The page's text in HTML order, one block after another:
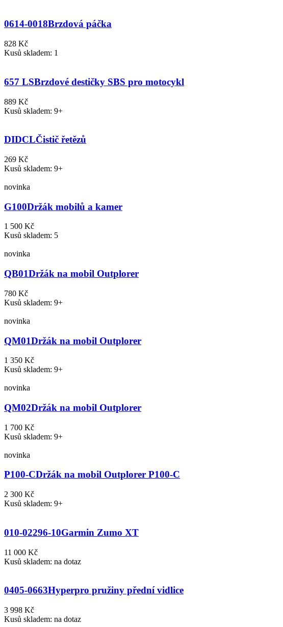
0614-0018Brzdová páčka
828 Kč
Kusů skladem: 1
657 LSBrzdové destičky SBS pro motocykl
889 Kč
Kusů skladem: 9+
DIDCLČistič řetězů
269 Kč
Kusů skladem: 9+
novinka
G100Držák mobilů a kamer
1 500 Kč
Kusů skladem: 5
novinka
QB01Držák na mobil Outplorer
780 Kč
Kusů skladem: 9+
novinka
QM01Držák na mobil Outplorer
1 350 Kč
Kusů skladem: 9+
novinka
QM02Držák na mobil Outplorer
1 700 Kč
Kusů skladem: 9+
novinka
P100-CDržák na mobil Outplorer P100-C
2 300 Kč
Kusů skladem: 9+
010-02296-10Garmin Zumo XT
11 000 Kč
Kusů skladem: na dotaz
0405-0663Hyperpro pružiny přední vidlice
3 998 Kč
Kusů skladem: na dotaz